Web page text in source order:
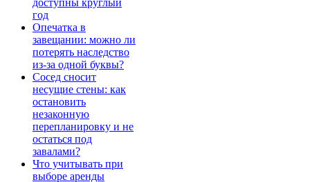
доступны круглый
год
Опечатка в
завещании: можно ли
потерять наследство
из-за одной буквы?
Сосед сносит
несущие стены: как
остановить
незаконную
перепланировку и не
остаться под
завалами?
Что учитывать при
выборе аренды